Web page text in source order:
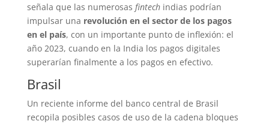
señala que las numerosas fintechindias podrían
impulsar una revolución en el sector de los pagos
en el país, con un importante punto de inflexión: el
año 2023, cuando en la India los pagos digitales
superarían finalmente a los pagos en efectivo.
Brasil
Un reciente informe del banco central de Brasil
recopila posibles casos de uso de la cadena bloques